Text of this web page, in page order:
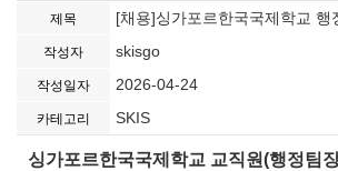
제목 [채용]싱가포르한국국제학교 행
작성자 skisgo
작성일자 2026-04-24
카테고리 SKIS
싱가포르한국국제학교 교직원(행정팀